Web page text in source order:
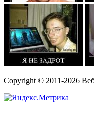
Copyright © 2011-2026